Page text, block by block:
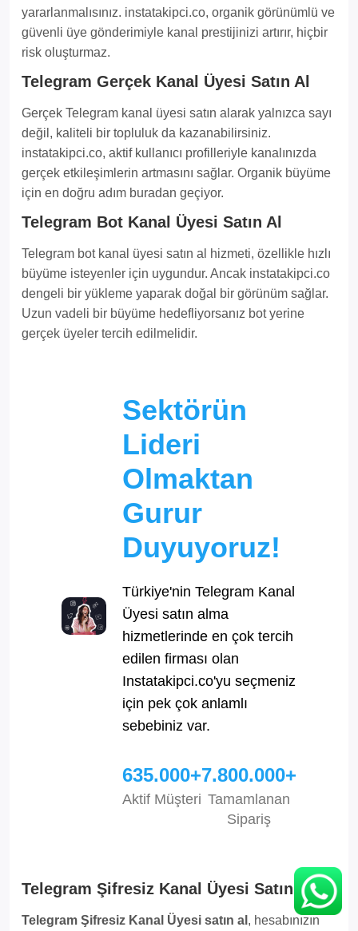
yararlanmalısınız. instatakipci.co, organik görünümlü ve
güvenli üye gönderimiyle kanal prestijinizi artırır, hiçbir
risk oluşturmaz.
Telegram Gerçek Kanal Üyesi Satın Al
Gerçek Telegram kanal üyesi satın alarak yalnızca sayı
değil, kaliteli bir topluluk da kazanabilirsiniz.
instatakipci.co, aktif kullanıcı profilleriyle kanalınızda
gerçek etkileşimlerin artmasını sağlar. Organik büyüme
için en doğru adım buradan geçiyor.
Telegram Bot Kanal Üyesi Satın Al
Telegram bot kanal üyesi satın al hizmeti, özellikle hızlı
büyüme isteyenler için uygundur. Ancak instatakipci.co
dengeli bir yükleme yaparak doğal bir görünüm sağlar.
Uzun vadeli bir büyüme hedefliyorsanız bot yerine
gerçek üyeler tercih edilmelidir.
Sektörün
Lideri
Olmaktan
Gurur
Duyuyoruz!
Türkiye'nin Telegram Kanal
Üyesi satın alma
hizmetlerinde en çok tercih
edilen firması olan
Instatakipci.co'yu seçmeniz
için pek çok anlamlı
sebebiniz var.
635.000+
Aktif Müşteri
7.800.000+
Tamamlanan
Sipariş
Telegram Şifresiz Kanal Üyesi Satın Al
Telegram Şifresiz Kanal Üyesi satın al , hesabınızın